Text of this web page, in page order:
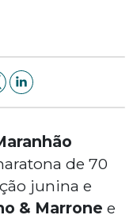
de 70
junina e
& Marrone e